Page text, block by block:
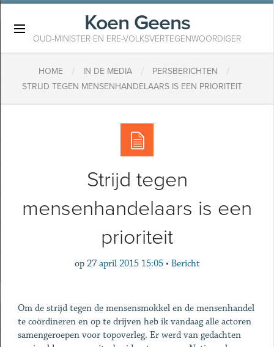
Koen Geens
OUD-MINISTER EN ERE-VOLKSVERTEGENWOORDIGER
HOME / IN DE MEDIA / PERSBERICHTEN /
STRIJD TEGEN MENSENHANDELAARS IS EEN PRIORITEIT
Strijd tegen
mensenhandelaars is een
prioriteit
op 27 april 2015 15:05 • Bericht
Om de strijd tegen de mensensmokkel en de mensenhandel
te coördineren en op te drijven heb ik vandaag alle actoren
samengeroepen voor topoverleg. Er werd van gedachten